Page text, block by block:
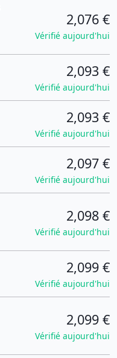
2,076 €
Vérifié aujourd'hui
2,093 €
Vérifié aujourd'hui
2,093 €
Vérifié aujourd'hui
2,097 €
Vérifié aujourd'hui
2,098 €
Vérifié aujourd'hui
2,099 €
Vérifié aujourd'hui
2,099 €
Vérifié aujourd'hui